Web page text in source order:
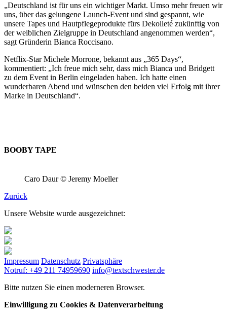
„Deutschland ist für uns ein wichtiger Markt. Umso mehr freuen wir
uns, über das gelungene Launch-Event und sind gespannt, wie
unsere Tapes und Hautpflegeprodukte fürs Dekolleté zukünftig von
der weiblichen Zielgruppe in Deutschland angenommen werden“,
sagt Gründerin Bianca Roccisano.
Netflix-Star Michele Morrone, bekannt aus „365 Days“,
kommentiert: „Ich freue mich sehr, dass mich Bianca und Bridgett
zu dem Event in Berlin eingeladen haben. Ich hatte einen
wunderbaren Abend und wünschen den beiden viel Erfolg mit ihrer
Marke in Deutschland“.
BOOBY TAPE
Caro Daur © Jeremy Moeller
Zurück
Unsere Website wurde ausgezeichnet:
Impressum Datenschutz Privatsphäre
Notruf: +49 211 74959690 info@textschwester.de
Bitte nutzen Sie einen moderneren Browser.
Einwilligung zu Cookies & Datenverarbeitung